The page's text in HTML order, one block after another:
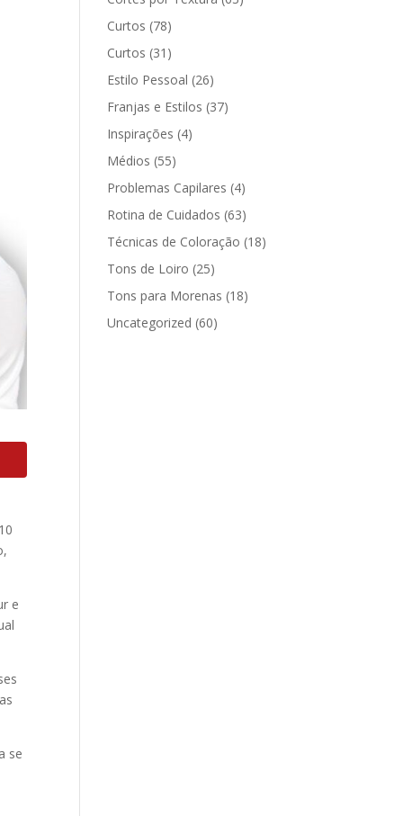
e
se
Curtos (78)
Curtos (31)
Estilo Pessoal (26)
Franjas e Estilos (37)
Inspirações (4)
Médios (55)
Problemas Capilares (4)
Rotina de Cuidados (63)
Técnicas de Coloração (18)
Tons de Loiro (25)
Tons para Morenas (18)
Uncategorized (60)